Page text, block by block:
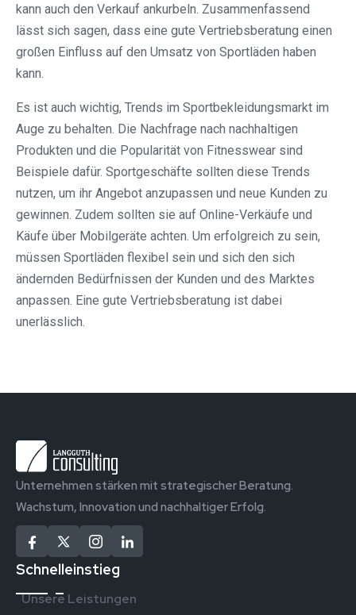
kann auch den Verkauf ankurbeln. Zusammenfassend
lässt sich sagen, dass eine gute Vertriebsberatung einen
großen Einfluss auf den Umsatz von Sportläden haben
kann.
Es ist auch wichtig, Trends im Sportbekleidungsmarkt im
Auge zu behalten. Die Nachfrage nach nachhaltigen
Produkten und die Popularität von Fitnesswear sind
Beispiele dafür. Sportgeschäfte sollten diese Trends
nutzen, um ihr Angebot anzupassen und neue Kunden zu
gewinnen. Zudem sollten sie auf Online-Verkäufe und
Käufe über Mobilgeräte achten. Um erfolgreich zu sein,
müssen Sportläden flexibel sein und sich den sich
ändernden Bedürfnissen der Kunden und des Marktes
anpassen. Eine gute Vertriebsberatung ist dabei
unerlässlich.
Unternehmen stärken mit strategischer Beratung.
Wachstum, Innovation und nachhaltiger Erfolg.
Schnelleinstieg
Unsere Leistungen